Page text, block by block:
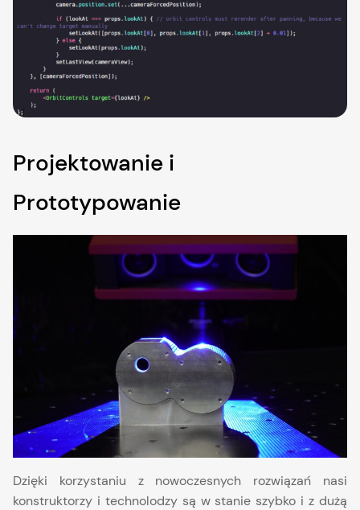
Projektowanie i
Prototypowanie
Dzięki korzystaniu z nowoczesnych rozwiązań nasi
konstruktorzy i technolodzy są w stanie szybko i z dużą